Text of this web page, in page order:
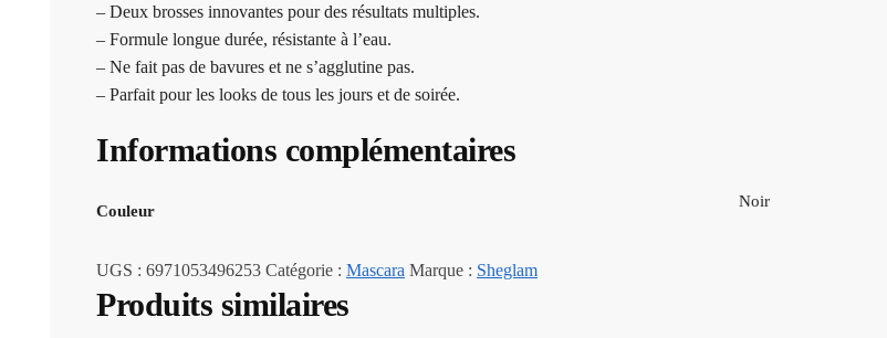
– Deux brosses innovantes pour des résultats multiples.
– Formule longue durée, résistante à l’eau.
– Ne fait pas de bavures et ne s’agglutine pas.
– Parfait pour les looks de tous les jours et de soirée.
Informations complémentaires
Couleur
Noir
UGS : 6971053496253 Catégorie : Mascara Marque : Sheglam
Produits similaires